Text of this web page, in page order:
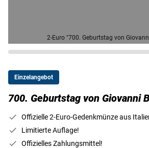
2-Euro "700. Geburtstag von
Einzelangebot
700. Geburtstag von Giovanni
Offizielle 2-Euro-Gedenkmünze aus
Limitierte Auflage!
Offizielles Zahlungsmittel!